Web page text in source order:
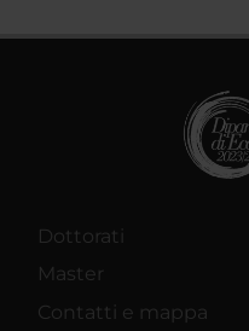
Dottorati
Master
Contatti e mappa